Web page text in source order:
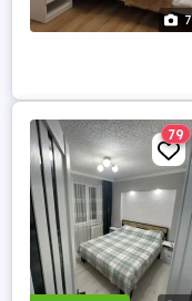
7
79